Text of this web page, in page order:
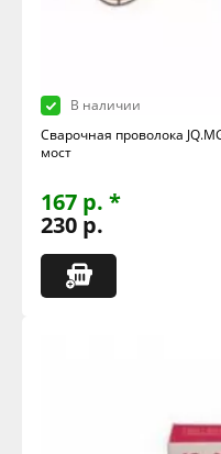
В наличии
Сварочная проволока
мост
167 р. *
230 р.